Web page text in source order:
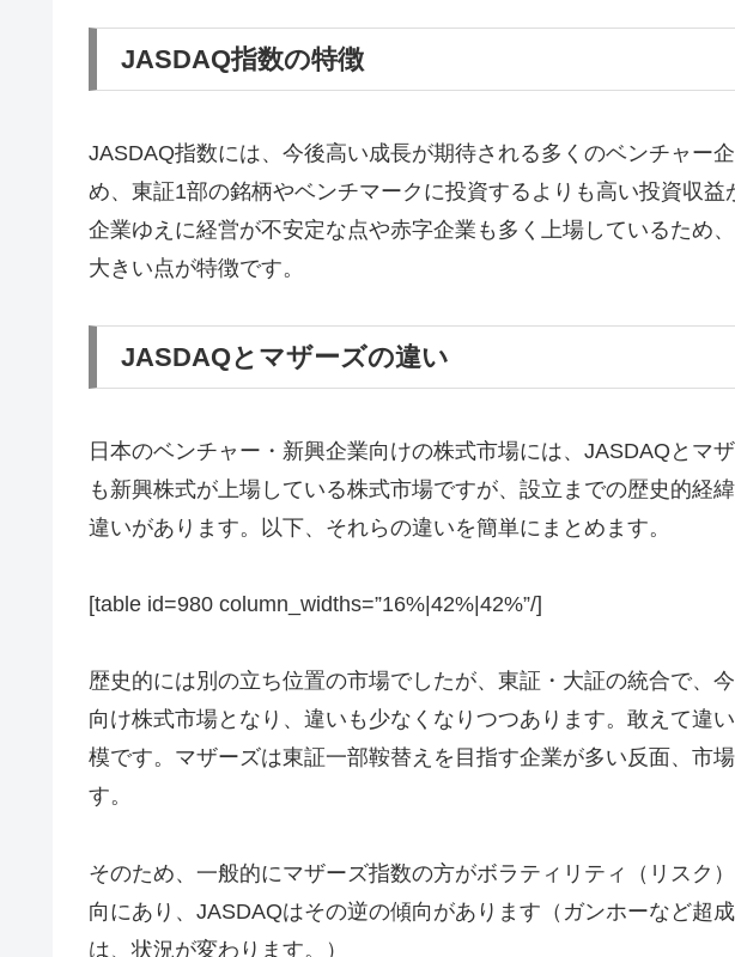
JASDAQ指数の特徴
JASDAQ指数には、今後高い成長が期待される多くのベンチャー
め、東証1部の銘柄やベンチマークに投資するよりも高い投資収
企業ゆえに経営が不安定な点や赤字企業も多く上場しているため
大きい点が特徴です。
JASDAQとマザーズの違い
日本のベンチャー・新興企業向けの株式市場には、JASDAQとマ
も新興株式が上場している株式市場ですが、設立までの歴史的経
違いがあります。以下、それらの違いを簡単にまとめます。
[table id=980 column_widths=”16%|42%|42%”/]
歴史的には別の立ち位置の市場でしたが、東証・大証の統合で、
向け株式市場となり、違いも少なくなりつつあります。敢えて違
模です。マザーズは東証一部鞍替えを目指す企業が多い反面、市
す。
そのため、一般的にマザーズ指数の方がボラティリティ（リスク
向にあり、JASDAQはその逆の傾向があります（ガンホーなど超
は、状況が変わります。）